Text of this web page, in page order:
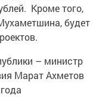
Кроме того,
будет
– министр
Марат Ахметов